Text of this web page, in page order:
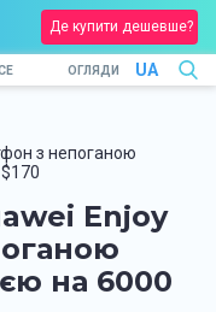
Де купити дешевше?
ОГЛЯДИ UA
з непоганою
Enjoy
на 6000